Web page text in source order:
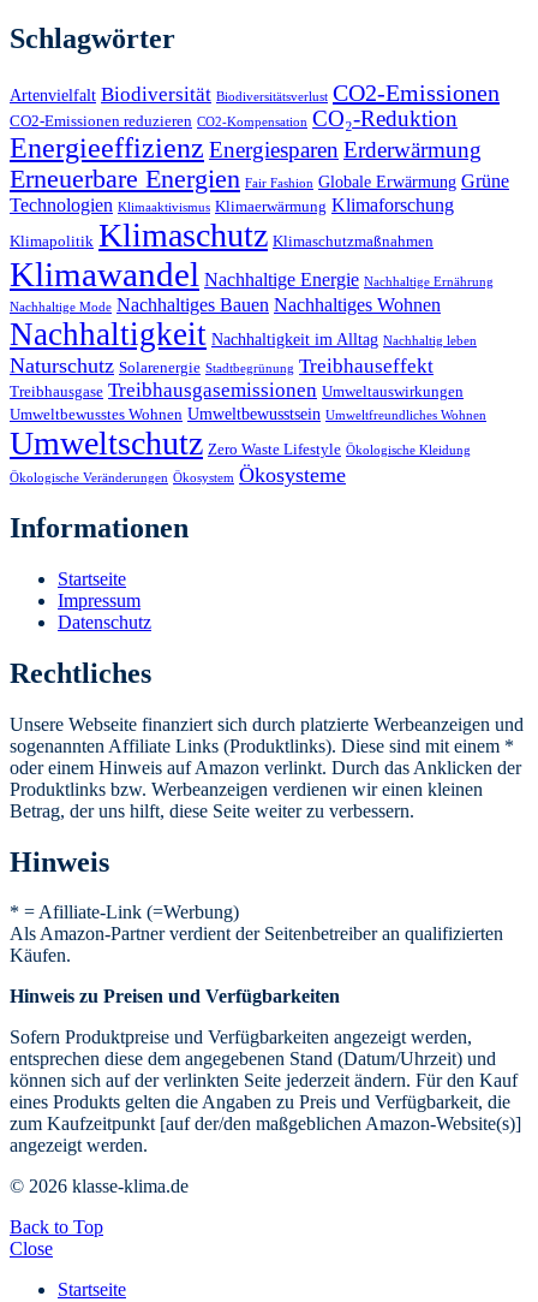
Schlagwörter
Artenvielfalt Biodiversität Biodiversitätsverlust CO2-Emissionen
CO2-Emissionen reduzieren CO2-Kompensation CO₂-Reduktion
Energieeffizienz Energiesparen Erderwärmung
Erneuerbare Energien Fair Fashion Globale Erwärmung Grüne
Technologien Klimaaktivismus Klimaerwärmung Klimaforschung
Klimapolitik Klimaschutz Klimaschutzmaßnahmen
Klimawandel Nachhaltige Energie Nachhaltige Ernährung
Nachhaltige Mode Nachhaltiges Bauen Nachhaltiges Wohnen
Nachhaltigkeit Nachhaltigkeit im Alltag Nachhaltig leben
Naturschutz Solarenergie Stadtbegrünung Treibhauseffekt
Treibhausgase Treibhausgasemissionen Umweltauswirkungen
Umweltbewusstes Wohnen Umweltbewusstsein Umweltfreundliches Wohnen
Umweltschutz Zero Waste Lifestyle Ökologische Kleidung
Ökologische Veränderungen Ökosystem Ökosysteme
Informationen
Startseite
Impressum
Datenschutz
Rechtliches
Unsere Webseite finanziert sich durch platzierte Werbeanzeigen und
sogenannten Affiliate Links (Produktlinks). Diese sind mit einem *
oder einem Hinweis auf Amazon verlinkt. Durch das Anklicken der
Produktlinks bzw. Werbeanzeigen verdienen wir einen kleinen
Betrag, der uns hilft, diese Seite weiter zu verbessern.
Hinweis
* = Afilliate-Link (=Werbung)
Als Amazon-Partner verdient der Seitenbetreiber an qualifizierten
Käufen.
Hinweis zu Preisen und Verfügbarkeiten
Sofern Produktpreise und Verfügbarkeiten angezeigt werden,
entsprechen diese dem angegebenen Stand (Datum/Uhrzeit) und
können sich auf der verlinkten Seite jederzeit ändern. Für den Kauf
eines Produkts gelten die Angaben zu Preis und Verfügbarkeit, die
zum Kaufzeitpunkt [auf der/den maßgeblichen Amazon-Website(s)]
angezeigt werden.
© 2026 klasse-klima.de
Back to Top
Close
Startseite